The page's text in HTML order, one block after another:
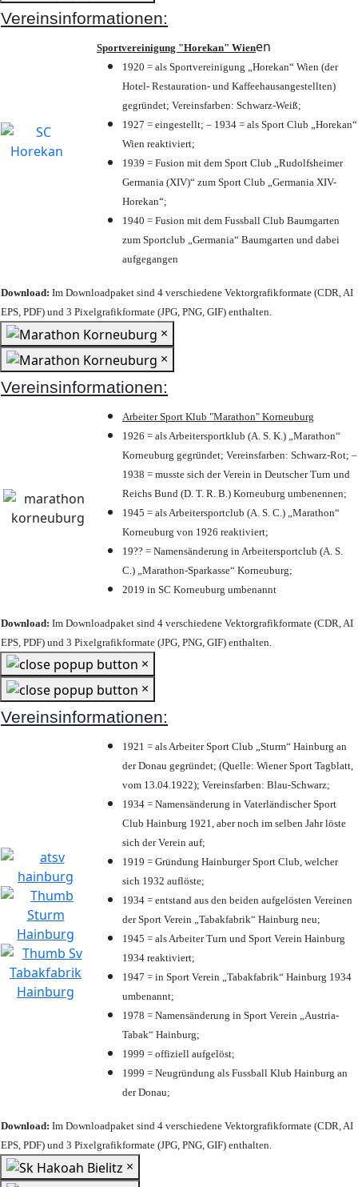
Vereinsinformationen:
Sportvereinigung "Horekan" Wienen
1920 = als Sportvereinigung „Horekan“ Wien (der
Hotel- Restauration- und Kaffeehausangestellten)
gegründet; Vereinsfarben: Schwarz-Weiß;
1927 = eingestellt; – 1934 = als Sport Club „Horekan“
Wien reaktiviert;
1939 = Fusion mit dem Sport Club „Rudolfsheimer
Germania (XIV)“ zum Sport Club „Germania XIV-
Horekan“;
1940 = Fusion mit dem Fussball Club Baumgarten
zum Sportclub „Germania“ Baumgarten und dabei
aufgegangen
Download: Im Downloadpaket sind 4 verschiedene Vektorgrafikformate (CDR, AI
EPS, PDF) und 3 Pixelgrafikformate (JPG, PNG, GIF) enthalten.
×
×
Vereinsinformationen:
Arbeiter Sport Klub "Marathon" Korneuburg
1926 = als Arbeitersportklub (A. S. K.) „Marathon“
Korneuburg gegründet; Vereinsfarben: Schwarz-Rot; –
1938 = musste sich der Verein in Deutscher Turn und
Reichs Bund (D. T. R. B.) Korneuburg umbenennen;
1945 = als Arbeitersportclub (A. S. C.) „Marathon“
Korneuburg von 1926 reaktiviert;
19?? = Namensänderung in Arbeitersportclub (A. S.
C.) „Marathon-Sparkasse“ Korneuburg;
2019 in SC Korneuburg umbenannt
Download: Im Downloadpaket sind 4 verschiedene Vektorgrafikformate (CDR, AI
EPS, PDF) und 3 Pixelgrafikformate (JPG, PNG, GIF) enthalten.
×
×
Vereinsinformationen:
1921 = als Arbeiter Sport Club „Sturm“ Hainburg an
der Donau gegründet; (Quelle: Wiener Sport Tagblatt,
vom 13.04.1922); Vereinsfarben: Blau-Schwarz;
1934 = Namensänderung in Vaterländischer Sport
Club Hainburg 1921, aber noch im selben Jahr löste
sich der Verein auf;
1919 = Gründung Hainburger Sport Club, welcher
sich 1932 auflöste;
1934 = entstand aus den beiden aufgelösten Vereinen
der Sport Verein „Tabakfabrik“ Hainburg neu;
1945 = als Arbeiter Turn und Sport Verein Hainburg
1934 reaktiviert;
1947 = in Sport Verein „Tabakfabrik“ Hainburg 1934
umbenannt;
1978 = Namensänderung in Sport Verein „Austria-
Tabak“ Hainburg;
1999 = offiziell aufgelöst;
1999 = Neugründung als Fussball Klub Hainburg an
der Donau;
Download: Im Downloadpaket sind 4 verschiedene Vektorgrafikformate (CDR, AI
EPS, PDF) und 3 Pixelgrafikformate (JPG, PNG, GIF) enthalten.
×